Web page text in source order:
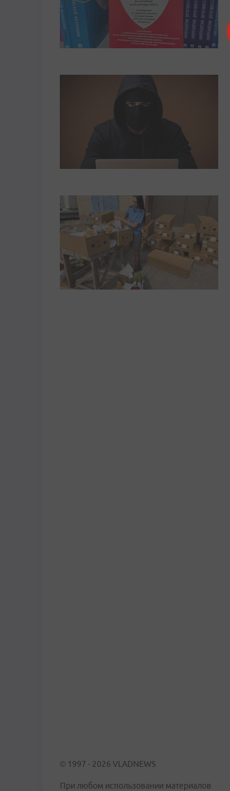
© 1997 - 2026 VLADNEWS
При любом использовании материалов